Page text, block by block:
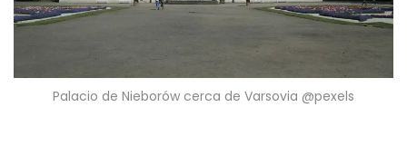
Palacio de Nieborów cerca de Varsovia @pexels